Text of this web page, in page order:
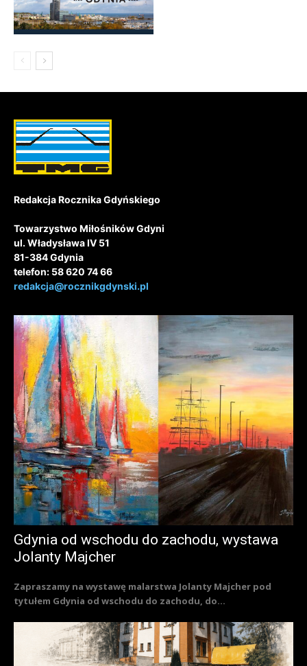
Redakcja Rocznika Gdyńskiego
Towarzystwo Miłośników Gdyni
ul. Władysława IV 51
81-384 Gdynia
telefon: 58 620 74 66
redakcja@rocznikgdynski.pl
Gdynia od wschodu do zachodu, wystawa
Jolanty Majcher
Zapraszamy na wystawę malarstwa Jolanty Majcher pod
tytułem Gdynia od wschodu do zachodu, do...